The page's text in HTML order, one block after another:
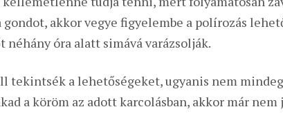
akkor vegye figyelembe a polírozás
néhány óra alatt simává varázsolják.
tekintsék a lehetőségeket, ugyanis nem
a köröm az adott karcolásban, akkor már